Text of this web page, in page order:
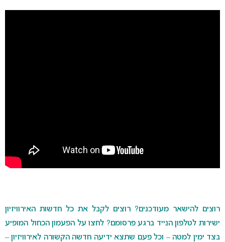
רוצים להישאר מעודכנים? רוצים לקבל את כל חדשות האירוויזיון
ישירות לטלפון הנייד ברגע פרסומם? לחצו על הפעמון הכחול המופיע
בצד ימין למטה – וכל פעם שתצא ידיעה חדשה הקשורה לאירוויזיון –